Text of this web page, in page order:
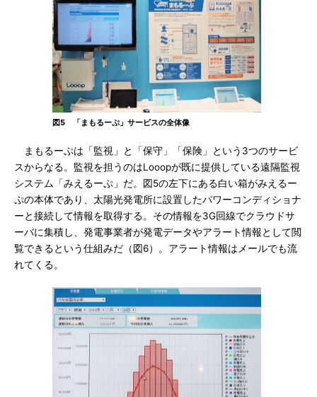
図5 「まもるーぷ」サービスの全体像
まもるーぷは「監視」と「保守」「保険」という3つのサービ
スからなる。監視を担うのはLooopが既に提供している遠隔監視
システム「みえるーぷ」だ。図5の左下にある白い箱がみえるー
ぷの本体であり、太陽光発電所に設置したパワーコンディショナ
ーと接続して情報を取得する。その情報を3G回線でクラウドサ
ーバに集積し、発電事業者が発電データやアラート情報として閲
覧できるという仕組みだ（図6）。アラート情報はメールでも流
れてくる。